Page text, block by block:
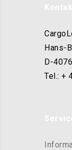
Hans-
D-
Tel.: +